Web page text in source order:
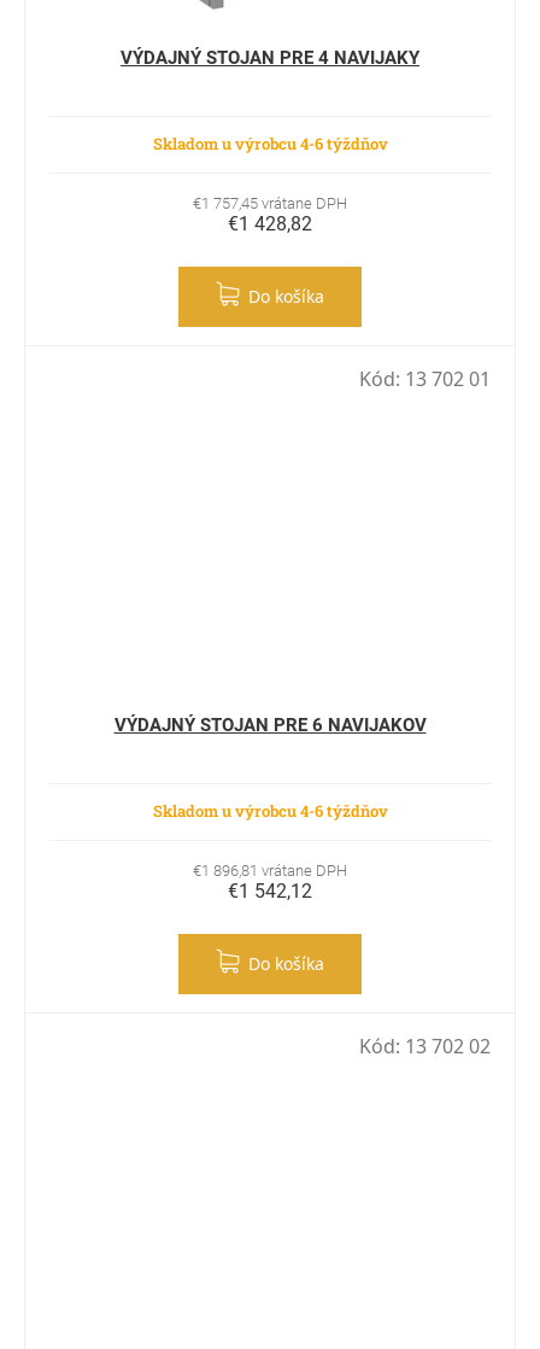
VÝDAJNÝ STOJAN PRE 4 NAVIJAKY
Skladom u výrobcu 4-6 týždňov
€1 757,45 vrátane DPH
€1 428,82
Do košíka
VÝDAJNÝ STOJAN PRE 6 NAVIJAKOV
Skladom u výrobcu 4-6 týždňov
€1 896,81 vrátane DPH
€1 542,12
Do košíka
Kód: 13 702 01
Kód: 13 702 02